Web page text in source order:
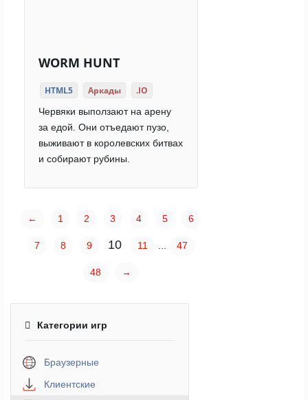
WORM HUNT
HTML5 Аркады .IO
Червяки выползают на арену
за едой. Они отъедают пузо,
выживают в королевских битвах
и собирают рубины.
← 1 2 3 4 5 6
7 8 9 10 11 47
48 →
Категории игр
Браузерные
Клиентские